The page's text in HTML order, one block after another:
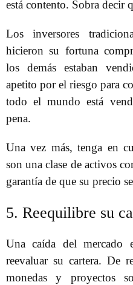
está contento. Sobra decir
Los inversores
hicieron su fortuna
los demás estaban
apetito por el riesgo para
todo el mundo está
pena.
Una vez más, tenga en
son una clase de activos
garantía de que su precio
5. Reequilibre su
Una caída del mercado
reevaluar su cartera. De
monedas y proyectos